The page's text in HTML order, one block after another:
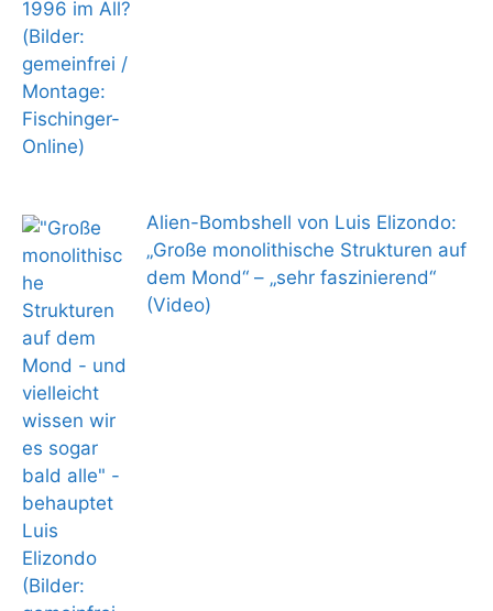
Alien-Bombshell von Luis Elizondo:
„Große monolithische Strukturen auf
dem Mond“ – „sehr faszinierend“
(Video)